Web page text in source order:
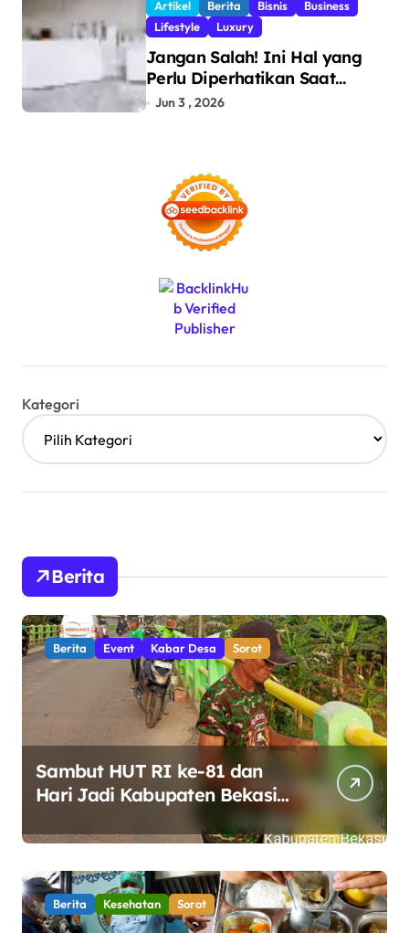
Ilegal
Artikel Berita Bisnis
Business
Lifestyle
Luxury
Jangan Salah! Ini Hal yang
Perlu Diperhatikan Saat
Pasang Big Slab
Jun 3 , 2026
Kategori
Berita
Berita Event Kabar Desa Sorot
Sambut HUT RI ke-81 dan
Hari Jadi Kabupaten Bekasi
ke-76, Pemdes Muara bakti
Gotong Royong Percantik
Jembatan CBL
Berita Kesehatan Sorot